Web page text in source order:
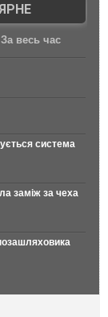
За весь час
система
заміж за чеха